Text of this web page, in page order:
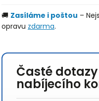
🚚 Zasíláme i poštou –
opravu zdarma.
Časté
nabíjecího